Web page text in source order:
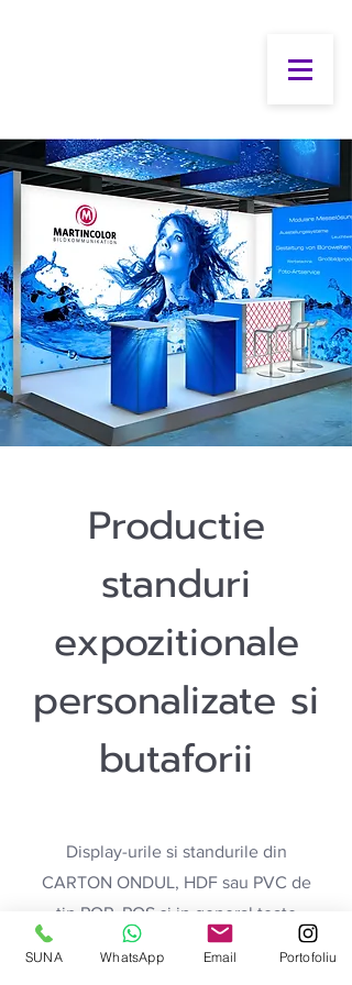
Productie
standuri
expozitionale
personalizate si
butaforii
Display-urile si standurile din
CARTON ONDUL, HDF sau PVC de
tip POP, POS si in general toate
printurile de trade marketing
SUNA WhatsApp Email Portofoliu